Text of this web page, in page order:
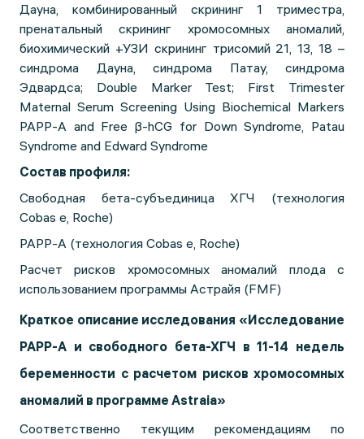
Дауна, комбинированный скрининг 1 триместра,
пренатальный скрининг хромосомных аномалий,
биохимический +УЗИ скрининг трисомий 21, 13, 18 –
синдрома Дауна, синдрома Патау, синдрома
Эдвардса; Double Marker Test; First Trimester
Maternal Serum Screening Using Biochemical Markers
PAPP-A and Free β-hCG for Down Syndrome, Patau
Syndrome and Edward Syndrome
Состав профиля:
Свободная бета-субъединица ХГЧ (технология
Cobas е, Roche)
PAPP-A (технология Cobas е, Roche)
Расчет рисков хромосомных аномалий плода с
использованием программы Астрайя (FMF)
Краткое описание исследования «Исследование
PAPP-A и свободного бета-ХГЧ в 11-14 недель
беременности с расчетом рисков хромосомных
аномалий в программе Astraia»
Соответственно текущим рекомендациям по